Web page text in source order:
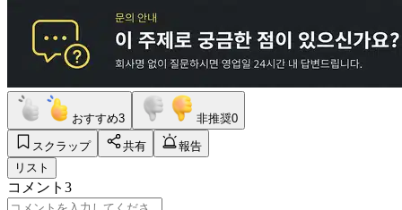
おすすめ3 非推奨0
スクラップ 共有
報告
リスト
コメント 3